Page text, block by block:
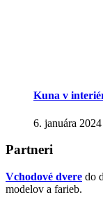
Kuna v
6. januára 2024
Partneri
Vchodové dvere do
modelov a farieb.